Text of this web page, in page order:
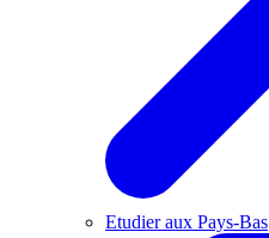
Etudier aux Pays-Bas